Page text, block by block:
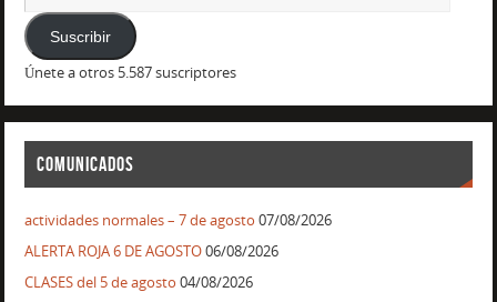
Suscribir
Únete a otros 5.587 suscriptores
COMUNICADOS
actividades normales – 7 de agosto 07/08/2026
ALERTA ROJA 6 DE AGOSTO06/08/2026
CLASES del 5 de agosto 04/08/2026